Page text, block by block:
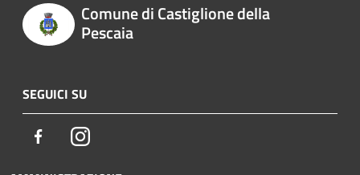
Comune di Castiglione della
Pescaia
SEGUICI SU
FacebookInstagram